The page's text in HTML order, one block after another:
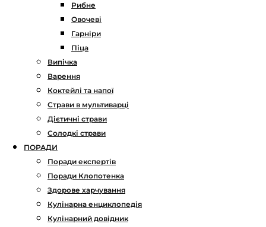
Рибне
Овочеві
Гарніри
Піца
Випічка
Варення
Коктейлі та напої
Страви в мультиварці
Дієтичні страви
Солодкі страви
ПОРАДИ
Поради експертів
Поради Клопотенка
Здорове харчування
Кулінарна енциклопедія
Кулінарний довідник